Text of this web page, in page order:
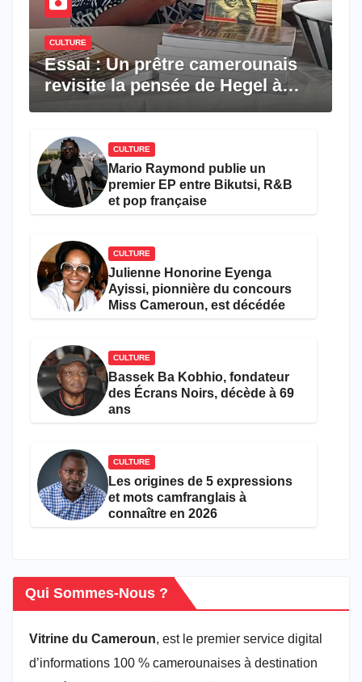
CULTURE
Essai : Un prêtre camerounais
revisite la pensée de Hegel à
travers le rêve américain
CULTURE
Mario Raymond publie un
premier EP entre Bikutsi, R&B
et pop française
CULTURE
Julienne Honorine Eyenga
Ayissi, pionnière du concours
Miss Cameroun, est décédée
CULTURE
Bassek Ba Kobhio, fondateur
des Écrans Noirs, décède à 69
ans
CULTURE
Les origines de 5 expressions
et mots camfranglais à
connaître en 2026
Qui Sommes-Nous ?
Vitrine du Cameroun, est le premier service digital
d’informations 100 % camerounaises à destination